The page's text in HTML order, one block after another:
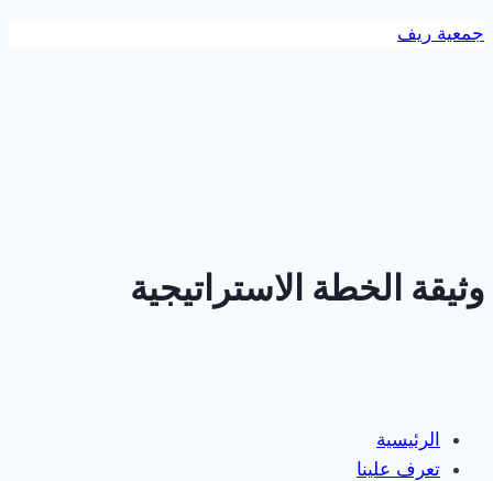
التجاوز
الرئيسية
تعرف علينا
جمعية ريف
وثيقة الخطة الاستراتيجية